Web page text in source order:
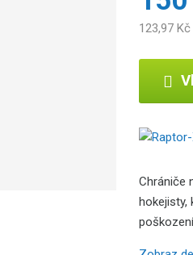
123,97
Chrániče
hokejisty,